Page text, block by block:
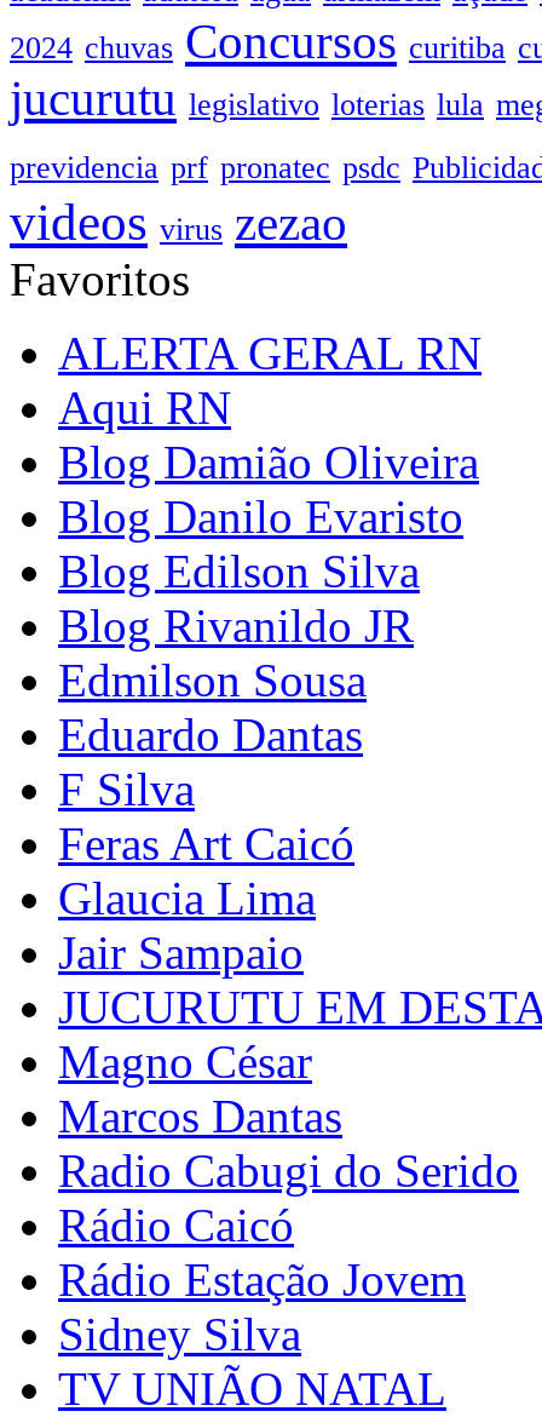
2024 chuvas Concursos curitiba
jucurutu legislativo loterias lula
previdencia prf pronatec psdc
videos virus zezao
Favoritos
ALERTA GERAL RN
Aqui RN
Blog Damião Oliveira
Blog Danilo Evaristo
Blog Edilson Silva
Blog Rivanildo JR
Edmilson Sousa
Eduardo Dantas
F Silva
Feras Art Caicó
Glaucia Lima
Jair Sampaio
JUCURUTU EM
Magno César
Marcos Dantas
Radio Cabugi do Serido
Rádio Caicó
Rádio Estação Jovem
Sidney Silva
TV UNIÃO NATAL